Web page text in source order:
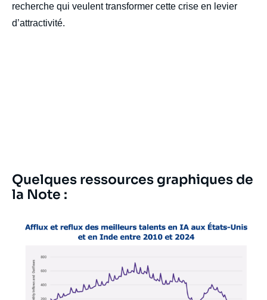
recherche qui veulent transformer cette crise en levier
d’attractivité.
Titre
Edito
Quelques ressources graphiques de
la Note :
Edito